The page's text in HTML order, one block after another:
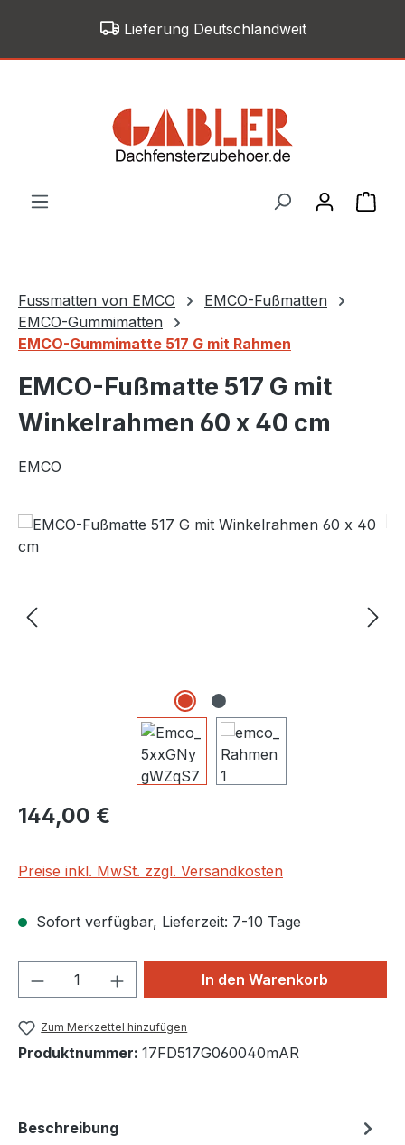
Zum Hauptinhalt springenLieferung Deutschlandweit
Fussmatten von EMCO
EMCO-Fußmatten
EMCO-Gummimatten
EMCO-Gummimatte 517 G mit Rahmen
EMCO-Fußmatte 517 G mit
Winkelrahmen 60 x 40 cm
EMCO
Bildergalerie überspringen
Regulärer Preis:
144,00 €
Preise inkl. MwSt. zzgl. Versandkosten
Sofort verfügbar, Lieferzeit: 7-10 Tage
Produkt Anzahl: Gib denIn den Warenkorb
Zum Merkzettel hinzufügen
Produktnummer: 17FD517G060040mAR
Beschreibung